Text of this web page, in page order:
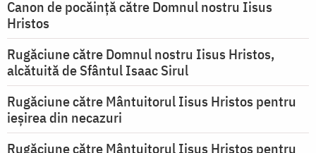
Canon de pocăință către Domnul nostru Iisus
Hristos
Rugăciune către Domnul nostru Iisus Hristos,
alcătuită de Sfântul Isaac Sirul
Rugăciune către Mântuitorul Iisus Hristos pentru
ieşirea din necazuri
Rugăciune către Mântuitorul Iisus Hristos pentru